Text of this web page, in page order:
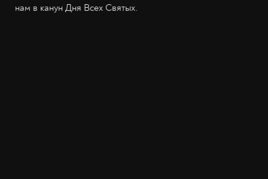
нам в канун Дня Всех Святых.